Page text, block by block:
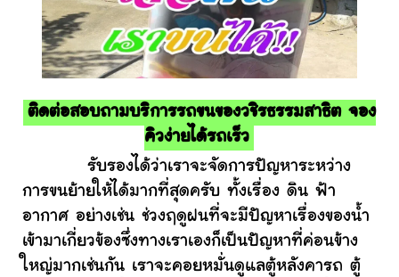
ติดต่อสอบถามบริการรถขนของวชิรธรรมสาธิต จอง
คิวง่ายได้รถเร็ว
รับรองได้ว่าเราจะจัดการปัญหาระหว่าง
การขนย้ายให้ได้มากที่สุดครับ ทั้งเรื่อง ดิน ฟ้า
อากาศ อย่างเช่น ช่วงฤดูฝนที่จะมีปัญหาเรื่องของน้ำ
เข้ามาเกี่ยวข้องซึ่งทางเราเองก็เป็นปัญหาที่ค่อนข้าง
ใหญ่มากเช่นกัน เราจะคอยหมั่นดูแลตู้หลังคารถ ตู้